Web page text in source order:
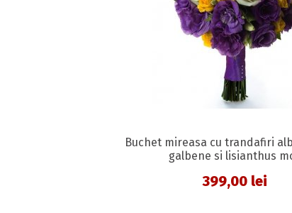
Buchet mireasa cu trandafiri
galbene si lisianthus
399,00 lei